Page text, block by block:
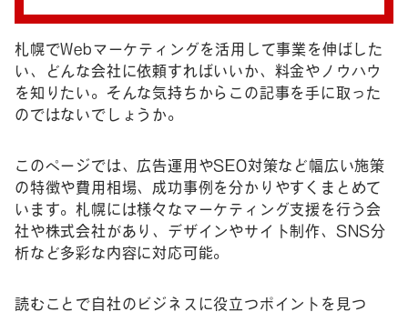
札幌でWebマーケティングを活用して事業を伸ばした
い、どんな会社に依頼すればいいか、料金やノウハウ
を知りたい。そんな気持ちからこの記事を手に取った
のではないでしょうか。
このページでは、広告運用やSEO対策など幅広い施策
の特徴や費用相場、成功事例を分かりやすくまとめて
います。札幌には様々なマーケティング支援を行う会
社や株式会社があり、デザインやサイト制作、SNS分
析など多彩な内容に対応可能。
読むことで自社のビジネスに役立つポイントを見つ